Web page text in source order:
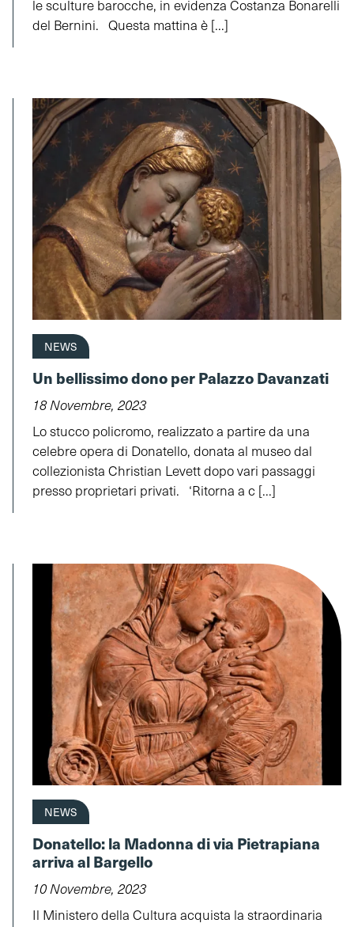
le sculture barocche, in evidenza Costanza Bonarelli
del Bernini. Questa mattina è [...]
NEWS
Un bellissimo dono per Palazzo Davanzati
18 Novembre, 2023
Lo stucco policromo, realizzato a partire da una
celebre opera di Donatello, donata al museo dal
collezionista Christian Levett dopo vari passaggi
presso proprietari privati. ‘Ritorna a c [...]
NEWS
Donatello: la Madonna di via Pietrapiana
arriva al Bargello
10 Novembre, 2023
Il Ministero della Cultura acquista la straordinaria